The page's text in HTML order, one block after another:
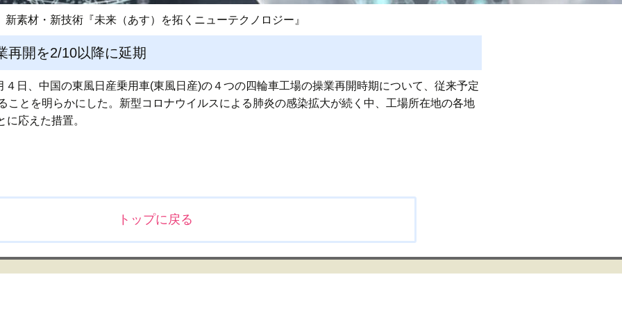
新素材・新技術『未来（あす）を拓くニューテクノロジー』
再開を2/10以降に延期
日、中国の東風日産乗用車(東風日産)の４つの四輪車工場の操業再開時期について、従来予定
ことを明らかにした。新型コロナウイルスによる肺炎の感染拡大が続く中、工場所在地の各地
応えた措置。
トップに戻る